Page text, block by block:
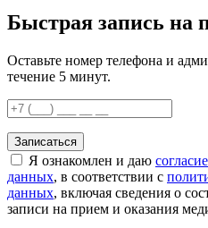
Быстрая запись на
Оставьте номер телефона и
течение 5 минут.
Записаться
Я ознакомлен и даю
данных, в соответствии с
данных, включая сведения о
записи на прием и оказания